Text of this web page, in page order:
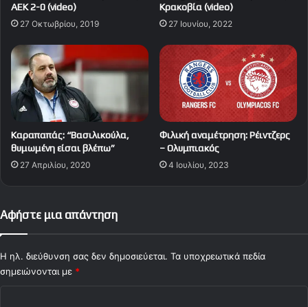
ΑΕΚ 2-0 (video)
27 Οκτωβρίου, 2019
Κρακοβία (video)
27 Ιουνίου, 2022
Καραπαπάς: “Βασιλικούλα,
θυμωμένη είσαι βλέπω”
27 Απριλίου, 2020
Φιλική αναμέτρηση: Ρέιντζερς
– Ολυμπιακός
4 Ιουλίου, 2023
Αφήστε μια απάντηση
Η ηλ. διεύθυνση σας δεν δημοσιεύεται. Τα υποχρεωτικά πεδία
σημειώνονται με *